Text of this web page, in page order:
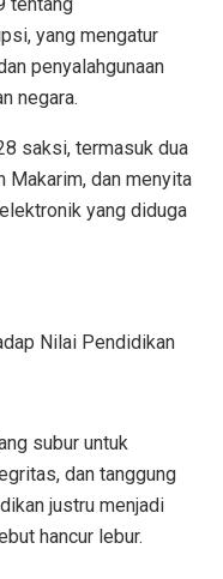
yang mengatur
penyalahgunaan
negara.
saksi, termasuk dua
Makarim, dan menyita
yang diduga
Nilai Pendidikan
subur untuk
dan tanggung
justru menjadi
hancur lebur.